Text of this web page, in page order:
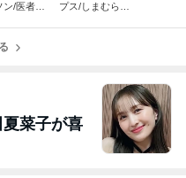
ン/医者に
プス/しまむら店
菜子が喜